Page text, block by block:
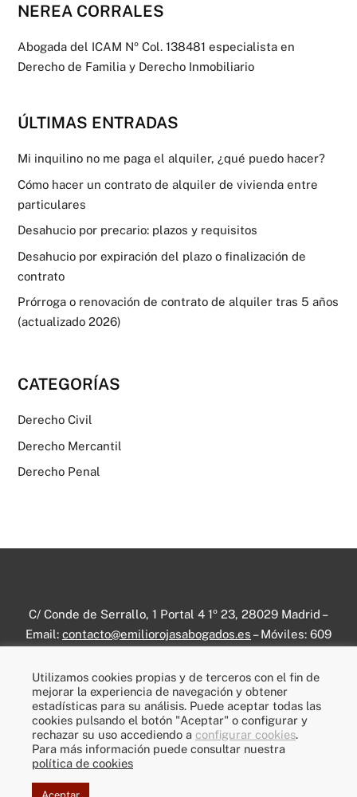
NEREA CORRALES
Abogada del ICAM Nº Col. 138481 especialista en
Derecho de Familia y Derecho Inmobiliario
ÚLTIMAS ENTRADAS
Mi inquilino no me paga el alquiler, ¿qué puedo hacer?
Cómo hacer un contrato de alquiler de vivienda entre
particulares
Desahucio por precario: plazos y requisitos
Desahucio por expiración del plazo o finalización de
contrato
Prórroga o renovación de contrato de alquiler tras 5 años
(actualizado 2026)
CATEGORÍAS
Derecho Civil
Derecho Mercantil
Derecho Penal
C/ Conde de Serrallo, 1 Portal 4 1º 23, 28029 Madrid –
Email: contacto@emiliorojasabogados.es – Móviles: 609
Prácticas Jurídicas–Aviso legal–Política de privacidad
Política de cookies–Prensa escrita
© Emilio Díaz Rojas – Todos los derechos reservados
Utilizamos cookies propias y de terceros con el fin de
mejorar la experiencia de navegación y obtener
estadísticas para su análisis. Puede aceptar todas las
cookies pulsando el botón "Aceptar" o configurar y
rechazar su uso accediendo a configurar cookies.
Para más información puede consultar nuestra
política de cookies